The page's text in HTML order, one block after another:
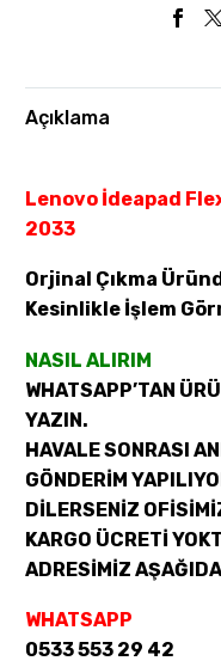
Açıklama
Lenovo İdeapad
2033
Orjinal Çıkma
Kesinlikle İşlem
NASIL ALIRIM
WHATSAPP’TAN
YAZIN.
HAVALE SONRASI
GÖNDERİM
DİLERSENİZ
KARGO ÜCRETİ
ADRESİMİZ
WHATSAPP
0533 553 29 42